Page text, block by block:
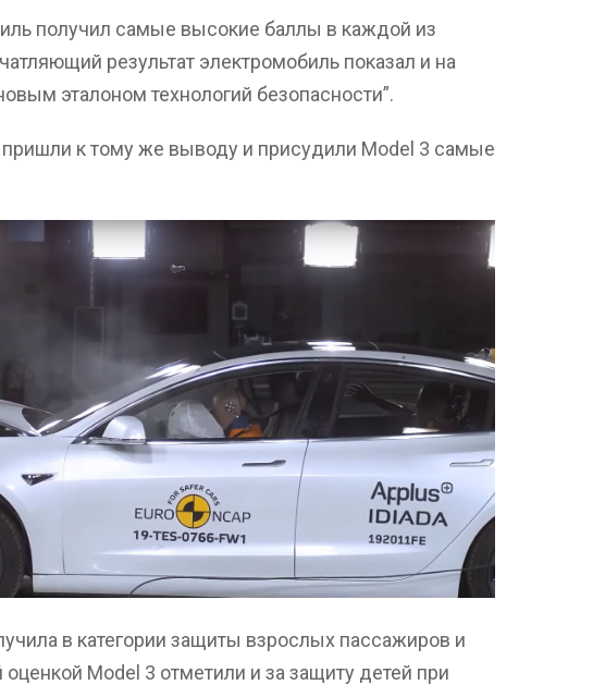
получил самые высокие баллы в каждой из
результат электромобиль показал и на
эталоном технологий безопасности”.
пришли к тому же выводу и присудили Model 3 самые
в категории защиты взрослых пассажиров и
Model 3 отметили и за защиту детей при